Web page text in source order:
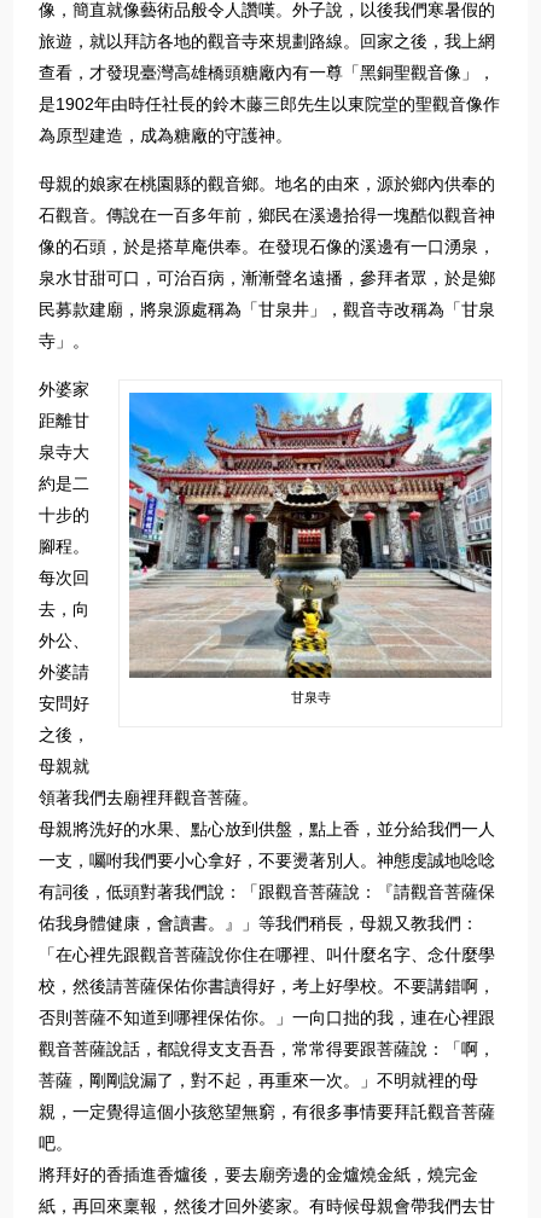
像，簡直就像藝術品般令人讚嘆。外子說，以後我們寒暑假的
旅遊，就以拜訪各地的觀音寺來規劃路線。回家之後，我上網
查看，才發現臺灣高雄橋頭糖廠內有一尊「黑銅聖觀音像」，
是1902年由時任社長的鈴木藤三郎先生以東院堂的聖觀音像作
為原型建造，成為糖廠的守護神。
母親的娘家在桃園縣的觀音鄉。地名的由來，源於鄉內供奉的
石觀音。傳說在一百多年前，鄉民在溪邊拾得一塊酷似觀音神
像的石頭，於是搭草庵供奉。在發現石像的溪邊有一口湧泉，
泉水甘甜可口，可治百病，漸漸聲名遠播，參拜者眾，於是鄉
民募款建廟，將泉源處稱為「甘泉井」，觀音寺改稱為「甘泉
寺」。
甘泉寺
外婆家
距離甘
泉寺大
約是二
十步的
腳程。
每次回
去，向
外公、
外婆請
安問好
之後，
母親就
領著我們去廟裡拜觀音菩薩。
母親將洗好的水果、點心放到供盤，點上香，並分給我們一人
一支，囑咐我們要小心拿好，不要燙著別人。神態虔誠地唸唸
有詞後，低頭對著我們說：「跟觀音菩薩說：『請觀音菩薩保
佑我身體健康，會讀書。』」等我們稍長，母親又教我們：
「在心裡先跟觀音菩薩說你住在哪裡、叫什麼名字、念什麼學
校，然後請菩薩保佑你書讀得好，考上好學校。不要講錯啊，
否則菩薩不知道到哪裡保佑你。」一向口拙的我，連在心裡跟
觀音菩薩說話，都說得支支吾吾，常常得要跟菩薩說：「啊，
菩薩，剛剛說漏了，對不起，再重來一次。」不明就裡的母
親，一定覺得這個小孩慾望無窮，有很多事情要拜託觀音菩薩
吧。
將拜好的香插進香爐後，要去廟旁邊的金爐燒金紙，燒完金
紙，再回來稟報，然後才回外婆家。有時候母親會帶我們去甘